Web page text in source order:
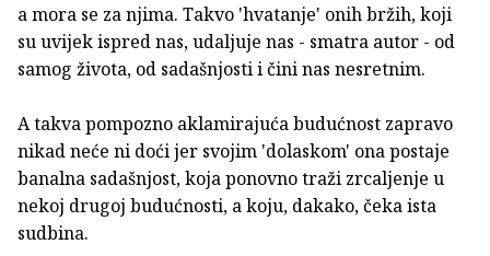
a mora se za njima. Takvo 'hvatanje' onih bržih, koji
su uvijek ispred nas, udaljuje nas - smatra autor - od
samog života, od sadašnjosti i čini nas nesretnim.
A takva pompozno aklamirajuća budućnost zapravo
nikad neće ni doći jer svojim 'dolaskom' ona postaje
banalna sadašnjost, koja ponovno traži zrcaljenje u
nekoj drugoj budućnosti, a koju, dakako, čeka ista
sudbina.